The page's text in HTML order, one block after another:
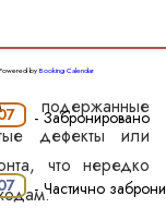
подержанные
дефекты или
что нередко
Powered byBooking Calendar
- Забронировано
· - Частично